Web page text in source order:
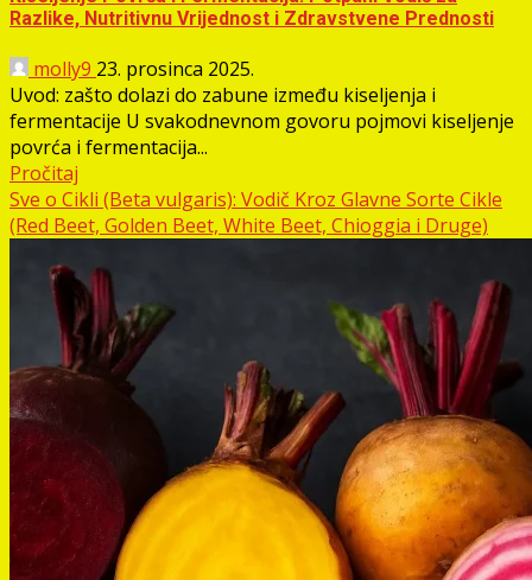
Razlike, Nutritivnu Vrijednost i Zdravstvene Prednosti
molly9 23. prosinca 2025.
Uvod: zašto dolazi do zabune između kiseljenja i
fermentacije U svakodnevnom govoru pojmovi kiseljenje
povrća i fermentacija...
Pročitaj
Sve o Cikli (Beta vulgaris): Vodič Kroz Glavne Sorte Cikle
(Red Beet, Golden Beet, White Beet, Chioggia i Druge)